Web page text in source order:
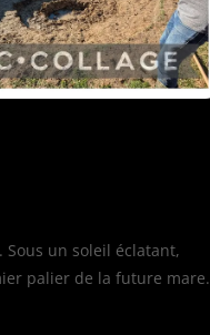
Sous un soleil éclatant,
palier de la future mare.